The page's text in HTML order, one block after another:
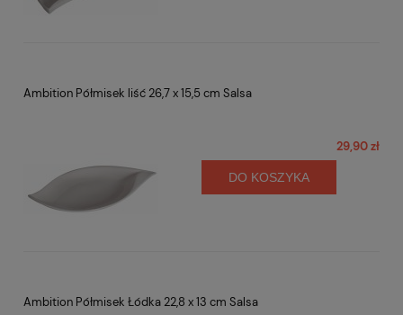
Ambition Półmisek liść 26,7 x 15,5 cm Salsa
29,90 zł
DO KOSZYKA
Ambition Półmisek Łódka 22,8 x 13 cm Salsa